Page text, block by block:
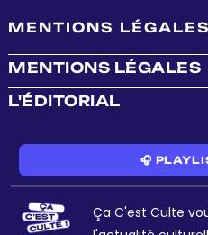
MENTIONS LÉGALES
MENTIONS LÉGALES
L'ÉDITORIAL
🎧
Ça C'est Culte